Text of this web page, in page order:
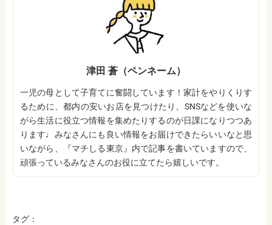
津田 蒼（ペンネーム）
一児の母として子育てに奮闘しています！家計をやりくりす
るために、都内の安いお店を見つけたり、SNSなどを使いな
がら生活に役立つ情報を集めたりするのが日課になりつつあ
ります♩みなさんにも良い情報をお届けできたらいいなと思
いながら、『マチしる東京』内で記事を書いていますので、
頑張っているみなさんのお役に立てたら嬉しいです。
タグ：